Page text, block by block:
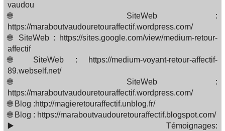
vaudou
🌐 SiteWeb :
https://maraboutvaudouretouraffectif.wordpress.com/
🌐 SiteWeb : https://sites.google.com/view/medium-retour-
affectif
🌐 SiteWeb : https://medium-voyant-retour-affectif-
89.webself.net/
🌐 SiteWeb :
https://maraboutvaudouretouraffectif.wordpress.com/
🌐 Blog :http://magieretouraffectif.unblog.fr/
🌐 Blog : https://maraboutvaudouretouraffectif.blogspot.com/
▶️ Témoignages: